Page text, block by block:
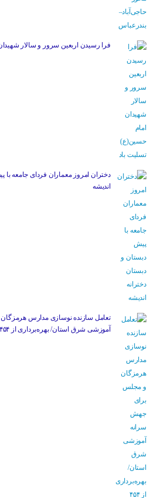
فرا رسیدن اربعین سرور و سالار
دختران امروز معماران فردای جامعه با
اندیشه
تعامل سازنده نوسازی مدارس
آموزشی شرق استان/ بهره‌برداری از ۴۵۴ کلاس درس تا مهرماه